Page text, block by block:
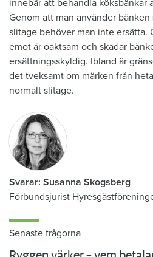
innebär att behandla köksbänkar
Genom att man använder
slitage behöver man inte ersätta.
emot är oaktsam och skadar
ersättningsskyldig. Ibland är
det tveksamt om märken från
normalt slitage.
Svarar: Susanna Skogsberg
Förbundsjurist
Senaste frågorna